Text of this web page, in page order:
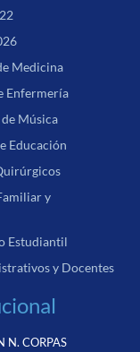
Medicina
Enfermería
Música
Educación
y
Estudiantil
y Docentes
N. CORPAS